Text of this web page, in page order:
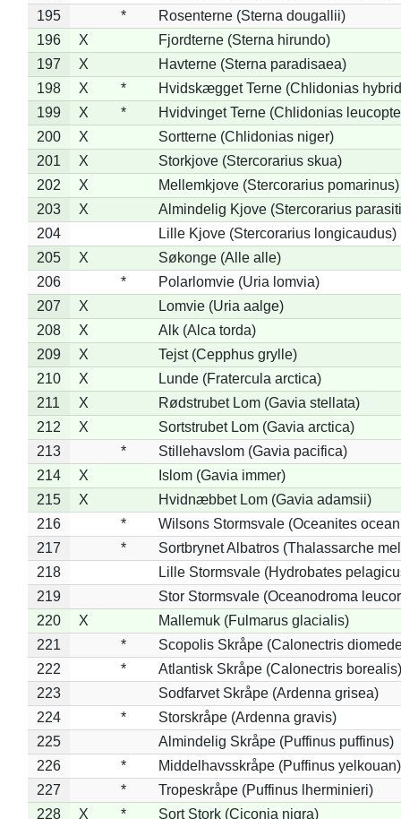
195
*
Rosenterne (Sterna dougallii)
196
X
Fjordterne (Sterna hirundo)
197
X
Havterne (Sterna paradisaea)
198
X *
Hvidskægget Terne (Chlidonias
199
X *
Hvidvinget Terne (Chlidonias
200
X
Sortterne (Chlidonias niger)
201
X
Storkjove (Stercorarius skua)
202
X
Mellemkjove (Stercorarius pomarinus)
203
X
Almindelig Kjove (Stercorarius
204
Lille Kjove (Stercorarius longicaudus)
205
X
Søkonge (Alle alle)
206
*
Polarlomvie (Uria lomvia)
207
X
Lomvie (Uria aalge)
208
X
Alk (Alca torda)
209
X
Tejst (Cepphus grylle)
210
X
Lunde (Fratercula arctica)
211
X
Rødstrubet Lom (Gavia stellata)
212
X
Sortstrubet Lom (Gavia arctica)
213
*
Stillehavslom (Gavia pacifica)
214
X
Islom (Gavia immer)
215
X
Hvidnæbbet Lom (Gavia adamsii)
216
*
Wilsons Stormsvale (Oceanites
217
*
Sortbrynet Albatros (Thalassarche
218
Lille Stormsvale (Hydrobates
219
Stor Stormsvale (Oceanodroma
220
X
Mallemuk (Fulmarus glacialis)
221
*
Scopolis Skråpe (Calonectris
222
*
Atlantisk Skråpe (Calonectris borealis)
223
Sodfarvet Skråpe (Ardenna grisea)
224
*
Storskråpe (Ardenna gravis)
225
Almindelig Skråpe (Puffinus puffinus)
226
*
Middelhavsskråpe (Puffinus yelkouan)
227
*
Tropeskråpe (Puffinus lherminieri)
228
X * Sort Stork (Ciconia nigra)